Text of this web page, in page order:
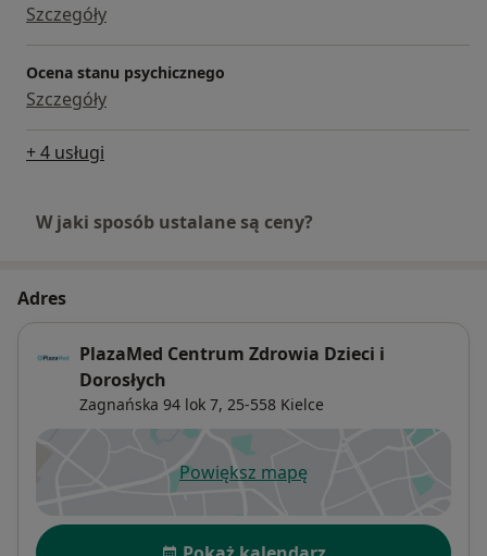
Szczegóły
Ocena stanu psychicznego
Szczegóły
+ 4 usługi
W jaki sposób ustalane są ceny?
Adres
PlazaMed Centrum Zdrowia Dzieci i
Dorosłych
Zagnańska 94 lok 7, 25-558 Kielce
Powiększ mapęotwiera się w nowej karcie
Dostępność